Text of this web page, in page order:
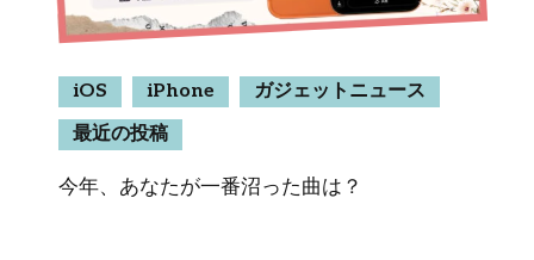
iOS iPhone
ガジェットニュース
最近の投稿
今年、あなたが一番沼った曲は？